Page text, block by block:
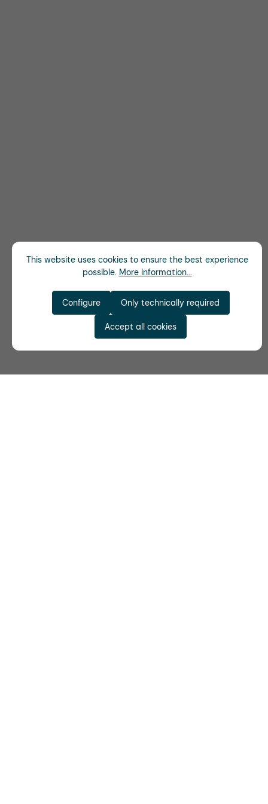
This website uses cookies to ensure the best experience
possible. More information...
Only technically required
Configure
Accept all cookies